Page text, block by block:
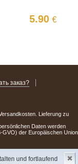
und fortlaufend
✖
5.90€
заказ?
Lieferung zu
Daten werden
der Europäischen Union
стать обладателем